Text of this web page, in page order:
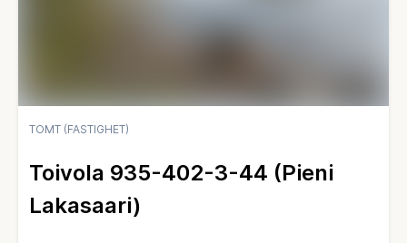
TOMT (FASTIGHET)
Toivola 935-402-3-44 (Pieni
Lakasaari)